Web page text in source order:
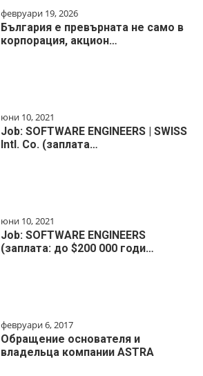
февруари 19, 2026
България е превърната не само в
корпорация, акцион…
юни 10, 2021
Job: SOFTWARE ENGINEERS | SWISS
Intl. Co. (заплата…
юни 10, 2021
Job: SOFTWARE ENGINEERS
(заплата: до $200 000 годи…
февруари 6, 2017
Обращение основателя и
владельца компании ASTRA